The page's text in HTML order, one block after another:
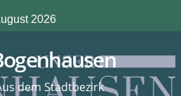
2026
dem Stadtbezirk